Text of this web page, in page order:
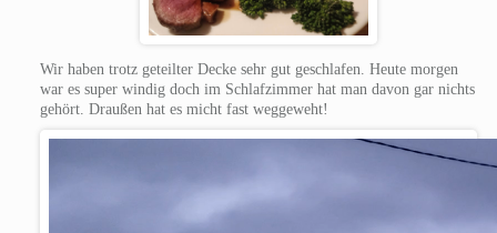
Wir haben trotz geteilter Decke sehr gut geschlafen. Heute morgen
war es super windig doch im Schlafzimmer hat man davon gar nichts
gehört. Draußen hat es micht fast weggeweht!